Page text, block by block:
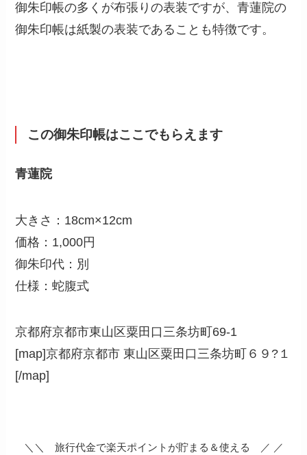
御朱印帳の多くが布張りの表装ですが、青蓮院の
御朱印帳は紙製の表装であることも特徴です。
この御朱印帳はここでもらえます
青蓮院
大きさ：18cm×12cm
価格：1,000円
御朱印代：別
仕様：蛇腹式
京都府京都市東山区粟田口三条坊町69-1
[map]京都府京都市 東山区粟田口三条坊町６９?１
[/map]
＼＼ 旅行代金で楽天ポイントが貯まる＆使える ／ ／